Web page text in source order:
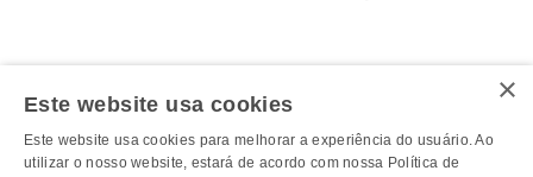
×
Este website usa cookies
Este website usa cookies para melhorar a experiência do usuário. Ao
utilizar o nosso website, estará de acordo com nossa Política de